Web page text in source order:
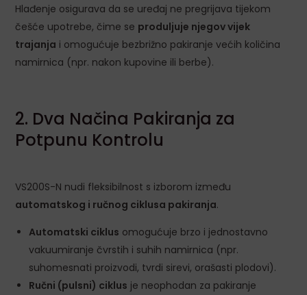
Hlađenje osigurava da se uređaj ne pregrijava tijekom
češće upotrebe, čime se produljuje njegov vijek
trajanja i omogućuje bezbrižno pakiranje većih količina
namirnica (npr. nakon kupovine ili berbe).
2. Dva Načina Pakiranja za
Potpunu Kontrolu
VS200S-N nudi fleksibilnost s izborom između
automatskog i ručnog ciklusa pakiranja.
Automatski ciklus omogućuje brzo i jednostavno
vakuumiranje čvrstih i suhih namirnica (npr.
suhomesnati proizvodi, tvrdi sirevi, orašasti plodovi).
Ručni (pulsni) ciklus je neophodan za pakiranje